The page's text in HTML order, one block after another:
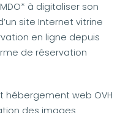
à digitaliser son
site Internet vitrine
en ligne depuis
de réservation
hébergement web OVH
des images